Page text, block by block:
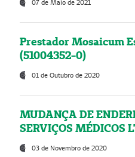
07 de Maio de 2021
Prestador Mosaicum
(51004352-0)
01 de Outubro de 2020
MUDANÇA DE
SERVIÇOS MÉDICOS
03 de Novembro de 2020